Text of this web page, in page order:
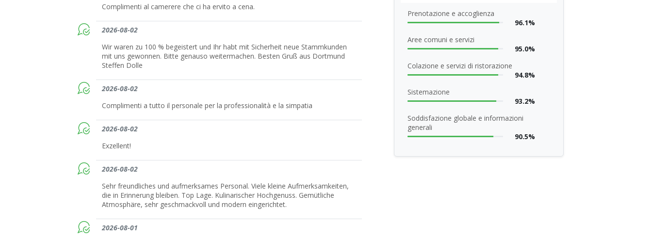
Complimenti al camerere che ci ha ervito a cena.
2026-08-02
Wir waren zu 100 % begeistert und Ihr habt mit Sicherheit neue Stammkunden
mit uns gewonnen. Bitte genauso weitermachen. Besten Gruß aus Dortmund
Steffen Dolle
2026-08-02
Complimenti a tutto il personale per la professionalità e la simpatia
2026-08-02
Exzellent!
2026-08-02
Sehr freundliches und aufmerksames Personal. Viele kleine Aufmerksamkeiten,
die in Erinnerung bleiben. Top Lage. Kulinarischer Hochgenuss. Gemütliche
Atmosphäre, sehr geschmackvoll und modern eingerichtet.
2026-08-01
Prenotazione e accoglienza
96.1%
Aree comuni e servizi
95.0%
Colazione e servizi di ristorazione
94.8%
Sistemazione
93.2%
Soddisfazione globale e informazioni
generali
90.5%